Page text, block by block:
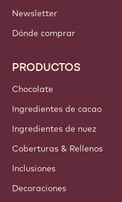
Newsletter
Dónde comprar
PRODUCTOS
Chocolate
Ingredientes de cacao
Ingredientes de nuez
Coberturas & Rellenos
Inclusiones
Decoraciones